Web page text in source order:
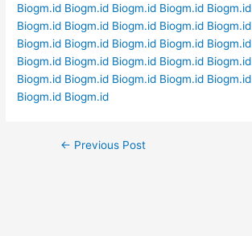
Biogm.id Biogm.id Biogm.id Biogm.id Biogm.id
Biogm.id Biogm.id Biogm.id Biogm.id Biogm.id
Biogm.id Biogm.id Biogm.id Biogm.id Biogm.id
Biogm.id Biogm.id Biogm.id Biogm.id Biogm.id
Biogm.id Biogm.id Biogm.id Biogm.id Biogm.id
Biogm.id Biogm.id
← Previous Post